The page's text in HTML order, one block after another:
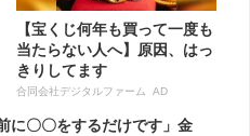
【宝くじ何年も買って一度も
当たらない人へ】原因、はっ
きりしてます
合同会社デジタルファーム AD
に〇〇をするだけです」金